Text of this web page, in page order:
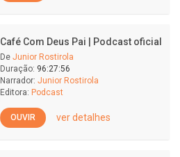
Café Com Deus Pai | Podcast oficial
De Junior Rostirola
Duração: 96:27:56
Narrador: Junior Rostirola
Editora: Podcast
OUVIR ver detalhes